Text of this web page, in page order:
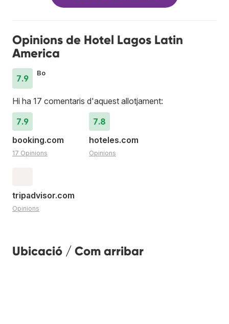
Opinions de Hotel Lagos Latin
America
7.9
Bo
Hi ha 17 comentaris d'aquest allotjament:
7.9
booking.com
17 Opinions
7.8
hoteles.com
Opinions
tripadvisor.com
Opinions
Ubicació / Com arribar